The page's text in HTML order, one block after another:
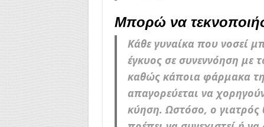
Μπορώ να
Κάθε γυναίκα που νοσεί
έγκυος σε συνεννόηση με
καθώς κάποια φάρμακα
απαγορεύεται να
κύηση. Ωστόσο, ο γιατρός